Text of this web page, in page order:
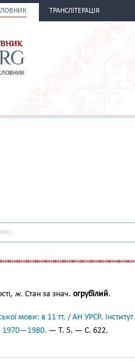
ТРАНСЛІТЕРАЦІЯ
ж. Стан за знач. огрубі́лий.
мови: в 11 тт. / АН УРСР.
1970—1980. — Т. 5. — С. 622.